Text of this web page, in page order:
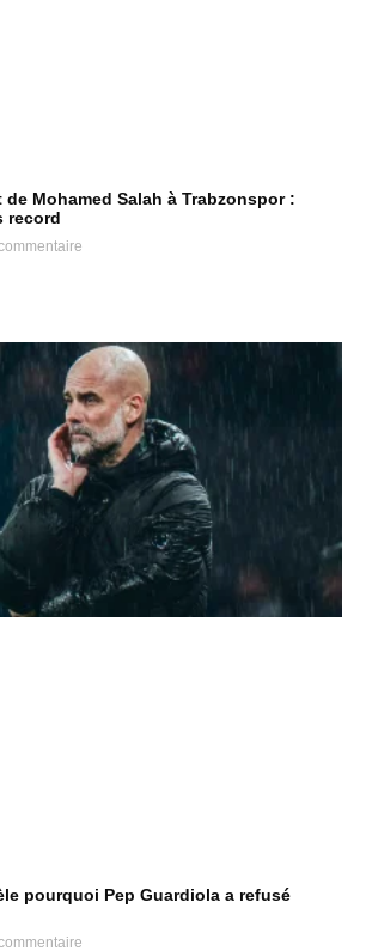
de Mohamed Salah à Trabzonspor :
record
pourquoi Pep Guardiola a refusé